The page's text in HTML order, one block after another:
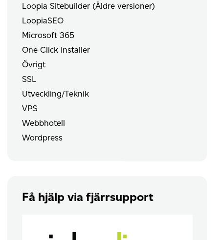
Loopia Sitebuilder (Äldre versioner)
LoopiaSEO
Microsoft 365
One Click Installer
Övrigt
SSL
Utveckling/Teknik
VPS
Webbhotell
Wordpress
Få hjälp via fjärrsupport